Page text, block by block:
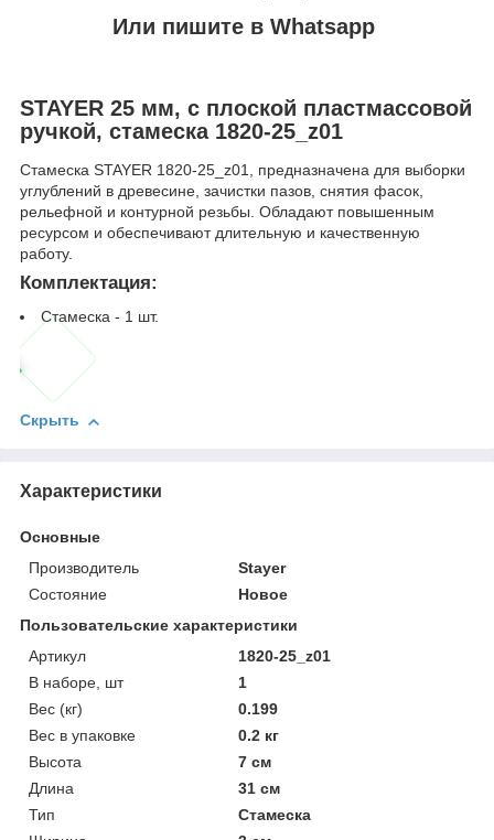
Или пишите в Whatsapp
STAYER 25 мм, с плоской пластмассовой
ручкой, стамеска 1820-25_z01
Стамеска STAYER 1820-25_z01, предназначена для выборки
углублений в древесине, зачистки пазов, снятия фасок,
рельефной и контурной резьбы. Обладают повышенным
ресурсом и обеспечивают длительную и качественную
работу.
Комплектация:
Стамеска - 1 шт.
Скрыть
Характеристики
Основные
Производитель
Stayer
Состояние
Новое
Пользовательские характеристики
Артикул
1820-25_z01
В наборе, шт
1
Вес (кг)
0.199
Вес в упаковке
0.2 кг
Высота
7 см
Длина
31 см
Тип
Стамеска